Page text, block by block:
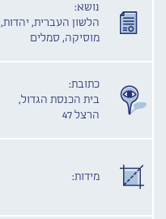
נושא:
הלשון העברית, יהדות,
מוסיקה, סמלים
כתובת:
בית הכנסת הגדול,
הרצל 47
מידות: